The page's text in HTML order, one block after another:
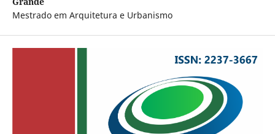
Mestrado em Arquitetura e Urbanismo